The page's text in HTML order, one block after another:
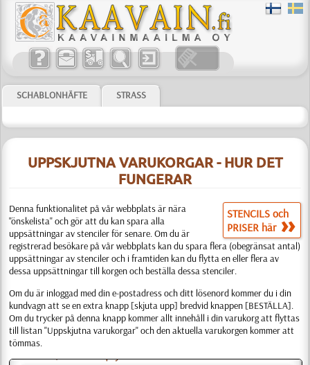
SCHABLONHÄFTE STRASS
UPPSKJUTNA VARUKORGAR - HUR DET
FUNGERAR
STENCILS och
PRISER här
Denna funktionalitet på vår webbplats är nära
"önskelista" och gör att du kan spara alla
uppsättningar av stenciler för senare. Om du är
registrerad besökare på vår webbplats kan du spara flera (obegränsat antal)
uppsättningar av stenciler och i framtiden kan du flytta en eller flera av
dessa uppsättningar till korgen och beställa dessa stenciler.
Om du är inloggad med din e-postadress och ditt lösenord kommer du i din
kundvagn att se en extra knapp [skjuta upp] bredvid knappen [BESTÄLLA].
Om du trycker på denna knapp kommer allt innehåll i din varukorg att flyttas
till listan "Uppskjutna varukorgar" och den aktuella varukorgen kommer att
tömmas.